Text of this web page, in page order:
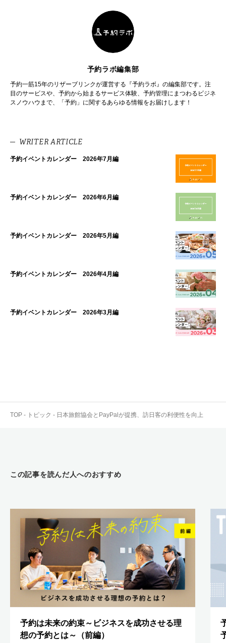
予約ラボ編集部
予約一筋15年のリザーブリンクが運営する『予約ラボ』の編集部です。注
目のサービスや、予約から始まるサービス体験、予約管理にまつわるビジネ
スノウハウまで、「予約」に関するあらゆる情報をお届けします！
WRITER ARTICLE
予約イベントカレンダー 2026年7月編
予約イベントカレンダー 2026年6月編
予約イベントカレンダー 2026年5月編
予約イベントカレンダー 2026年4月編
予約イベントカレンダー 2026年3月編
TOP - トピック - 日本旅館協会とPayPalが提携、訪日客の利便性を向上
この記事を読んだ人へのおすすめ
予約は未来の約束～ビジネスを成功させる理
想の予約とは～（前編）